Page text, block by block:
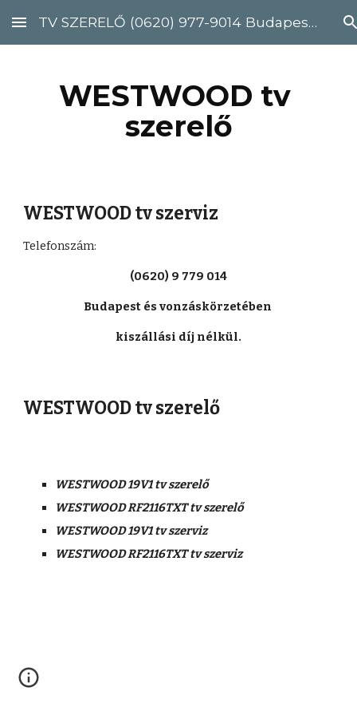
Skip to main content Skip to navigation
TV SZERELŐ (0620) 977-9014 Budapest, Pest megye
WESTWOOD tv
szerelő
WESTWOOD tv szerviz
Telefonszám:
(0620) 9 779 014
Budapest és vonzáskörzetében
kiszállási díj nélkül.
WESTWOOD tv szerelő
WESTWOOD 19V1 tv szerelő
WESTWOOD RF2116TXT tv szerelő
WESTWOOD 19V1 tv szerviz
WESTWOOD RF2116TXT tv szerviz